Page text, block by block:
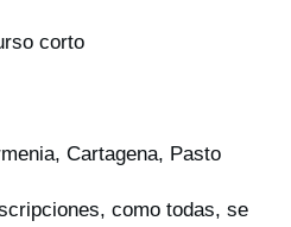
corto
Cartagena, Pasto
como todas, se